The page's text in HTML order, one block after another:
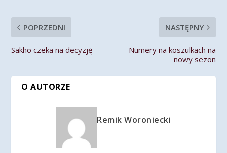
POPRZEDNI
Sakho czeka na decyzję
NASTĘPNY
Numery na koszulkach na
nowy sezon
O AUTORZE
Remik Woroniecki